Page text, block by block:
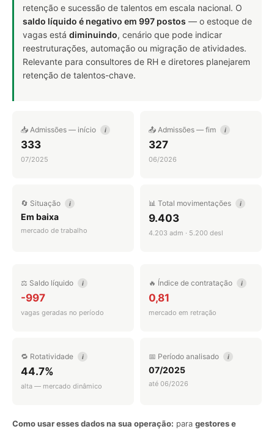
retenção e sucessão de talentos em escala nacional. O
saldo líquido é negativo em 997 postos — o estoque de
vagas está diminuindo, cenário que pode indicar
reestruturações, automação ou migração de atividades.
Relevante para consultores de RH e diretores planejarem
retenção de talentos-chave.
📥 Admissões — início i
333
07/2025
📤 Admissões — fim i
327
06/2026
🔄 Situação i
Em baixa
mercado de trabalho
📊 Total movimentações i
9.403
4.203 adm · 5.200 desl
⚖️ Saldo líquido i
-997
vagas geradas no período
🔥 Índice de contratação i
0,81
mercado em retração
🔁 Rotatividade i
44.7%
alta — mercado dinâmico
📅 Período analisado i
07/2025
até 06/2026
Como usar esses dados na sua operação: para gestores e